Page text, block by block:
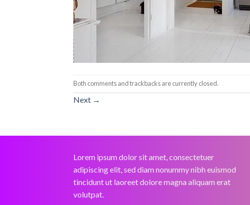
Both comments and trackbacks are currently closed.
Next →
Lorem ipsum dolor sit amet, consectetuer
adipiscing elit, sed diam nonummy nibh euismod
tincidunt ut laoreet dolore magna aliquam erat
volutpat.